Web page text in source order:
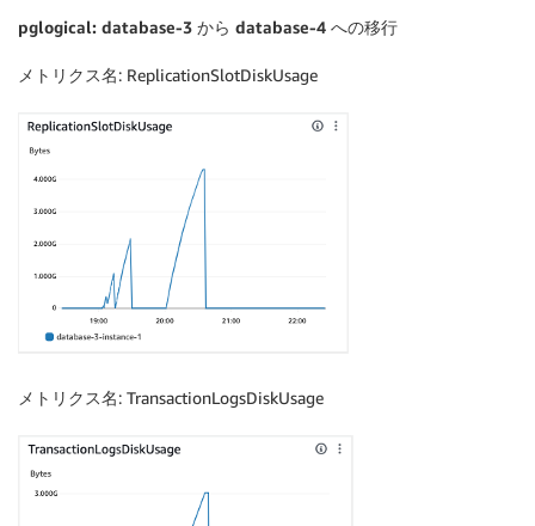
pglogical: database-3 から database-4 への移行
メトリクス名: ReplicationSlotDiskUsage
メトリクス名: TransactionLogsDiskUsage